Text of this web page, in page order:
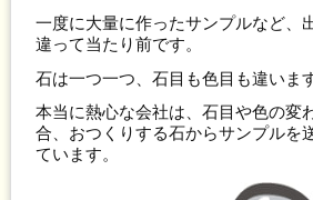
一度に大量に作ったサンプルなど、
違って当たり前です。
石は一つ一つ、石目も色目も違いま
本当に熱心な会社は、石目や色の変
合、おつくりする石からサンプルを
ています。